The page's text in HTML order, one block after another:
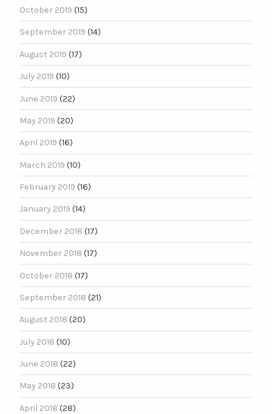
October 2019 (15)
September 2019 (14)
August 2019 (17)
July 2019 (10)
June 2019 (22)
May 2019 (20)
April 2019 (16)
March 2019 (10)
February 2019 (16)
January 2019 (14)
December 2018 (17)
November 2018 (17)
October 2018 (17)
September 2018 (21)
August 2018 (20)
July 2018 (10)
June 2018 (22)
May 2018 (23)
April 2018 (28)